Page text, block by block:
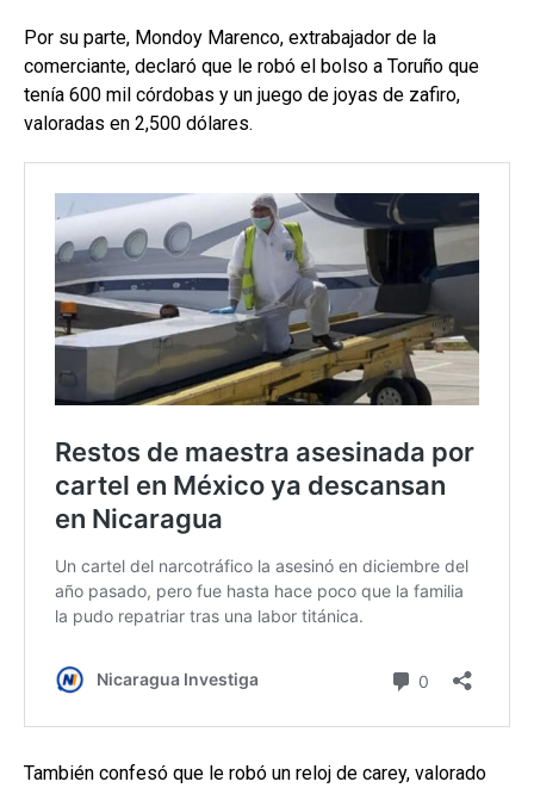
Por su parte, Mondoy Marenco, extrabajador de la
comerciante, declaró que le robó el bolso a Toruño que
tenía 600 mil córdobas y un juego de joyas de zafiro,
valoradas en 2,500 dólares.
También confesó que le robó un reloj de carey, valorado